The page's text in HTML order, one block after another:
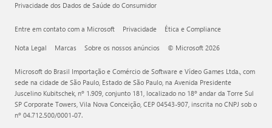
Privacidade dos Dados de Saúde do Consumidor
Entre em contato com a Microsoft Privacidade Ética e Compliance
Nota Legal Marcas Sobre os nossos anúncios © Microsoft 2026
Microsoft do Brasil Importação e Comércio de Software e Vídeo Games Ltda., com
sede na cidade de São Paulo, Estado de São Paulo, na Avenida Presidente
Juscelino Kubitschek, nº 1.909, conjunto 181, localizado no 18º andar da Torre Sul
SP Corporate Towers, Vila Nova Conceição, CEP 04543-907, inscrita no CNPJ sob o
nº 04.712.500/0001-07.